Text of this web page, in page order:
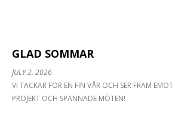
GLAD SOMMAR
JULY 2, 2026
VI TACKAR FÖR EN FIN VÅR OCH SER FRAM
PROJEKT OCH SPÄNNADE MÖTEN!